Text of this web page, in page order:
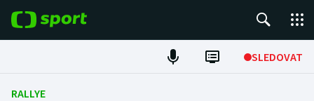
SLEDOVAT
Fotbal
RALLYE